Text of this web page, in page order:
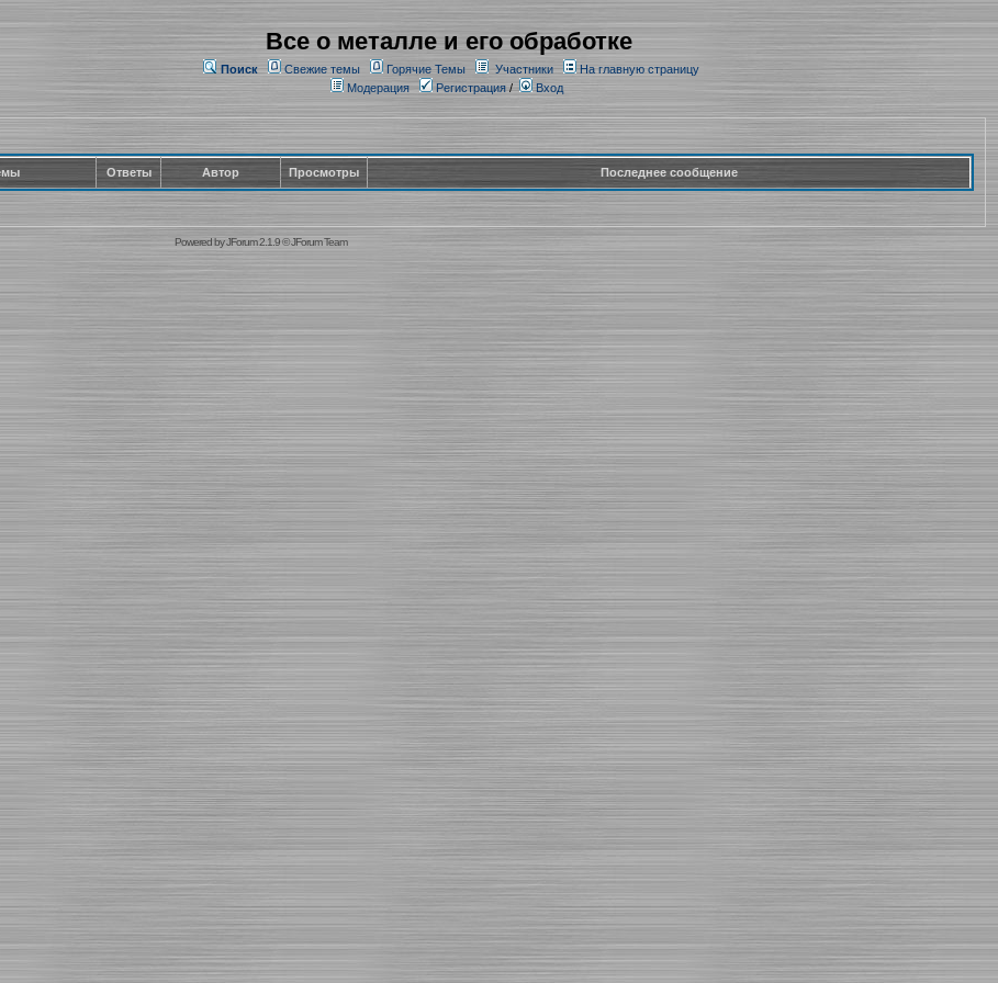
Все о металле и его обработке
Поиск Свежие темы Горячие Темы Участники
На главную страницу
Модерация
Регистрация/ Вход
Ответы Автор Просмотры Последнее сообщение
Powered byJForum 2.1.9©JForum Team